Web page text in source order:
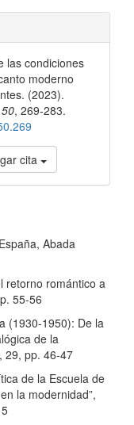
las condiciones
moderno
(2023).
50, 269-283.
cita
Abada
retorno romántico a
55-56
(1930-1950): De la
de la
29, pp. 46-47
de la Escuela de
la modernidad”,